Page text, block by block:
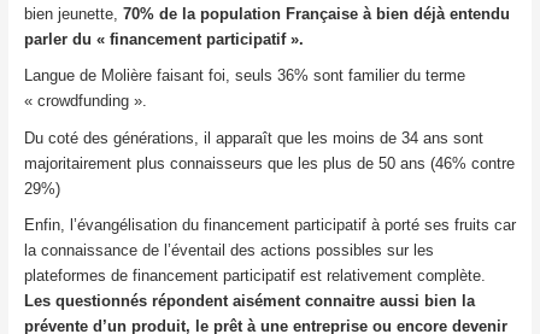
bien jeunette, 70% de la population Française à bien déjà entendu
parler du « financement participatif ».
Langue de Molière faisant foi, seuls 36% sont familier du terme
« crowdfunding ».
Du coté des générations, il apparaît que les moins de 34 ans sont
majoritairement plus connaisseurs que les plus de 50 ans (46% contre
29%)
Enfin, l’évangélisation du financement participatif à porté ses fruits car
la connaissance de l’éventail des actions possibles sur les
plateformes de financement participatif est relativement complète.
Les questionnés répondent aisément connaitre aussi bien la
prévente d’un produit, le prêt à une entreprise ou encore devenir